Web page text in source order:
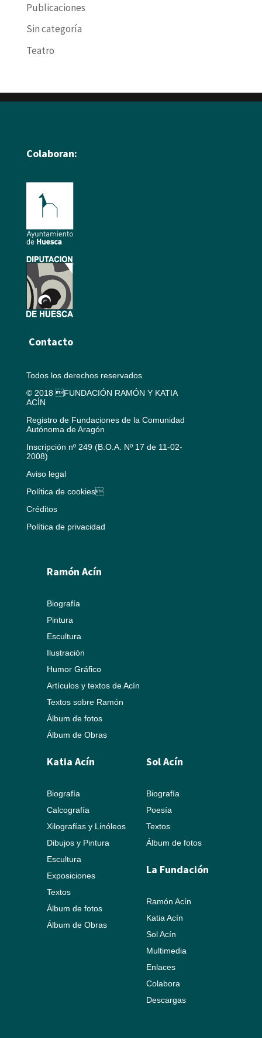
Publicaciones
Sin categoría
Teatro
Colaboran:
Contacto
Todos los derechos reservados
© 2018 FUNDACIÓN RAMÓN Y KATIA
ACÍN
Registro de Fundaciones de la Comunidad
Autónoma de Aragón
Inscripción nº 249 (B.O.A. Nº 17 de 11-02-
2008)
Aviso legal
Política de cookies
Créditos
Política de privacidad
Ramón Acín
Biografía
Pintura
Escultura
Ilustración
Humor Gráfico
Artículos y textos de Acín
Textos sobre Ramón
Álbum de fotos
Álbum de Obras
Katia Acín
Biografía
Calcografía
Xilografías y Linóleos
Dibujos y Pintura
Escultura
Exposiciones
Textos
Álbum de fotos
Álbum de Obras
Sol Acín
Biografía
Poesía
Textos
Álbum de fotos
La Fundación
Ramón Acín
Katia Acín
Sol Acín
Multimedia
Enlaces
Colabora
Descargas